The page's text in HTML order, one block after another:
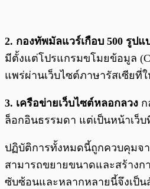
2. กองทัพมัลแวร์เกือบ 500 รูปแ
มีตั้งแต่โปรแกรมขโมยข้อมูล
แพร่ผ่านเว็บไซต์ภาษารัสเซียที่
3. เครือข่ายเว็บไซต์หลอกลวง
ล็อกอินธรรมดา แต่เป็นหน้าเว็
ปฏิบัติการทั้งหมดนี้ถูกควบคุมจา
สามารถขยายขนาดและสร้างก
ซับซ้อนและหลากหลายนี้จึงเป็